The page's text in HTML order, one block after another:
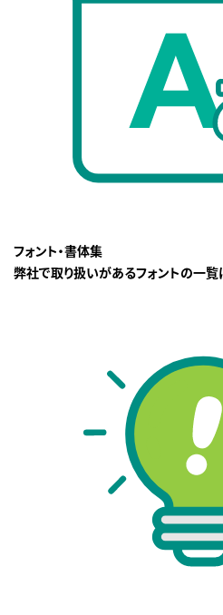
フォント・書体集
弊社で取り扱いがあるフォントの一覧